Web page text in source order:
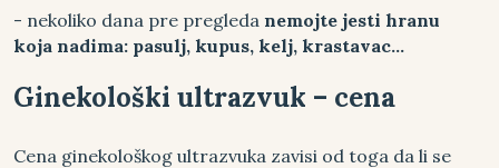
- nekoliko dana pre pregleda nemojte jesti hranu
koja nadima: pasulj, kupus, kelj, krastavac…
Ginekološki ultrazvuk – cena
Cena ginekološkog ultrazvuka zavisi od toga da li se